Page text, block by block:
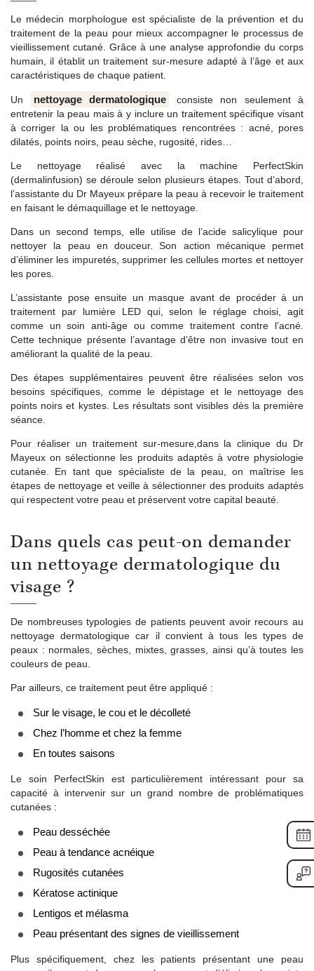
Le médecin morphologue est spécialiste de la prévention et du
traitement de la peau pour mieux accompagner le processus de
vieillissement cutané. Grâce à une analyse approfondie du corps
humain, il établit un traitement sur-mesure adapté à l’âge et aux
caractéristiques de chaque patient.
Un nettoyage dermatologique
consiste non seulement à
entretenir la peau mais à y inclure un traitement spécifique visant
à corriger la ou les problématiques rencontrées : acné, pores
dilatés, points noirs, peau sèche, rugosité, rides…
Le nettoyage réalisé avec la machine PerfectSkin
(dermalinfusion) se déroule selon plusieurs étapes. Tout d’abord,
l’assistante du Dr Mayeux prépare la peau à recevoir le traitement
en faisant le démaquillage et le nettoyage.
Dans un second temps, elle utilise de l’acide salicylique pour
nettoyer la peau en douceur. Son action mécanique permet
d’éliminer les impuretés, supprimer les cellules mortes et nettoyer
les pores.
L’assistante pose ensuite un masque avant de procéder à un
traitement par lumière LED qui, selon le réglage choisi, agit
comme un soin anti-âge ou comme traitement contre l’acné.
Cette technique présente l’avantage d’être non invasive tout en
améliorant la qualité de la peau.
Des étapes supplémentaires peuvent être réalisées selon vos
besoins spécifiques, comme le dépistage et le nettoyage des
points noirs et kystes. Les résultats sont visibles dès la première
séance.
Pour réaliser un traitement sur-mesure,dans la clinique du Dr
Mayeux on sélectionne les produits adaptés à votre physiologie
cutanée. En tant que spécialiste de la peau, on maîtrise les
étapes de nettoyage et veille à sélectionner des produits adaptés
qui respectent votre peau et préservent votre capital beauté.
Dans quels cas peut-on demander
un nettoyage dermatologique du
visage ?
De nombreuses typologies de patients peuvent avoir recours au
nettoyage dermatologique car il convient à tous les types de
peaux : normales, sèches, mixtes, grasses, ainsi qu’à toutes les
couleurs de peau.
Par ailleurs, ce traitement peut être appliqué :
Sur le visage, le cou et le décolleté
Chez l’homme et chez la femme
En toutes saisons
Le soin PerfectSkin est particulièrement intéressant pour sa
capacité à intervenir sur un grand nombre de problématiques
cutanées :
Peau desséchée
Peau à tendance acnéique
Rugosités cutanées
Kératose actinique
Lentigos et mélasma
Peau présentant des signes de vieillissement
Plus spécifiquement, chez les patients présentant une peau